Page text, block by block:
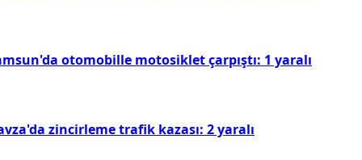
otomobille motosiklet çarpıştı: 1 yaralı
zincirleme trafik kazası: 2 yaralı